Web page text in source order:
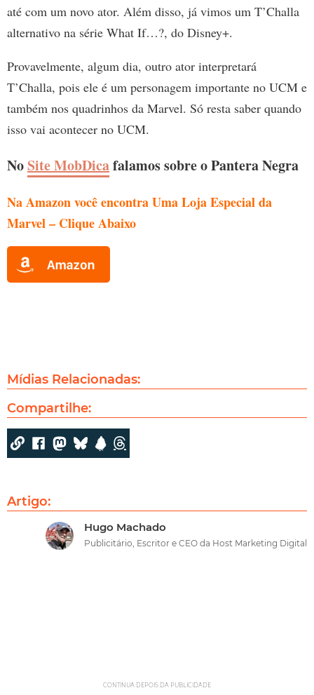
até com um novo ator. Além disso, já vimos um T’Challa
alternativo na série What If…?, do Disney+.
Provavelmente, algum dia, outro ator interpretará
T’Challa, pois ele é um personagem importante no UCM e
também nos quadrinhos da Marvel. Só resta saber quando
isso vai acontecer no UCM.
NoSite MobDicafalamos sobre o Pantera Negra
Na Amazon você encontra Uma Loja Especial da
Marvel– Clique Abaixo
Mídias Relacionadas:
Compartilhe:
Artigo:
Hugo Machado
Publicitário, Escritor e CEO da Host Marketing Digital
CONTINUA DEPOIS DA PUBLICIDADE